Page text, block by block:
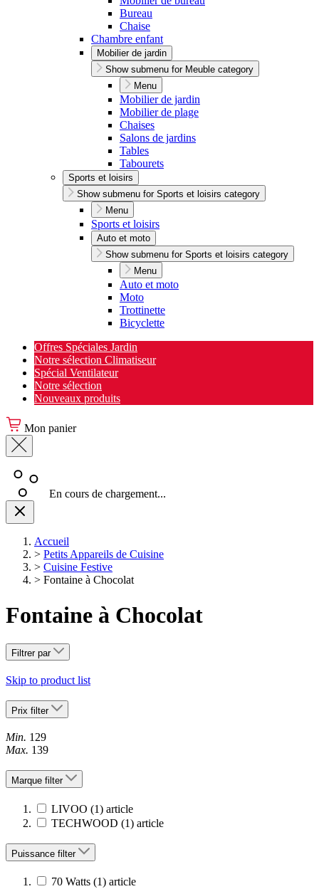
Bureau
Chaise
Chambre enfant
Mobilier de jardin
Show submenu for Meuble category
Menu
Mobilier de jardin
Mobilier de plage
Chaises
Salons de jardins
Tables
Tabourets
Sports et loisirs
Show submenu for Sports et loisirs category
Menu
Sports et loisirs
Auto et moto
Show submenu for Sports et loisirs category
Menu
Auto et moto
Moto
Trottinette
Bicyclette
Offres Spéciales Jardin
Notre sélection Climatiseur
Spécial Ventilateur
Notre sélection
Nouveaux produits
Mon panier
En cours de chargement...
Accueil
> Petits Appareils de Cuisine
> Cuisine Festive
> Fontaine à Chocolat
Fontaine à Chocolat
Filtrer par
Skip to product list
Prix filter
Min. 129
Max. 139
Marque filter
LIVOO (1) article
TECHWOOD (1) article
Puissance filter
70 Watts (1) article